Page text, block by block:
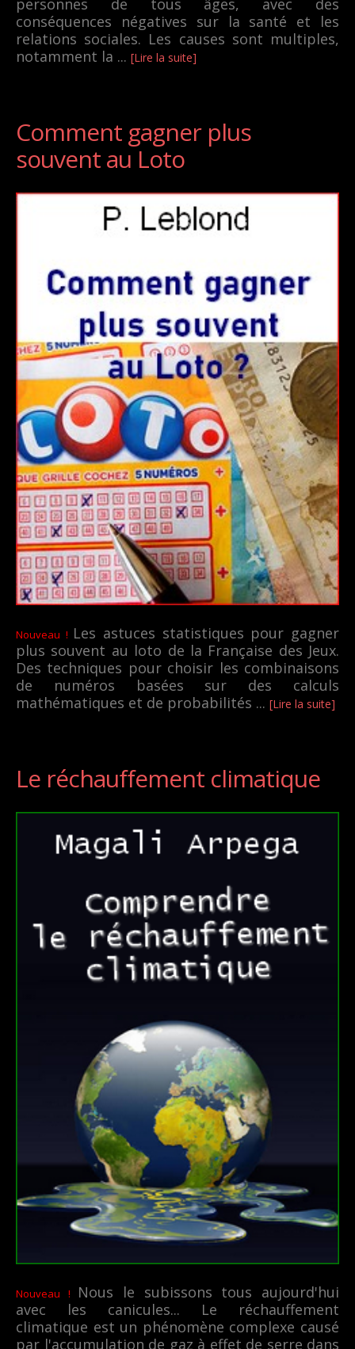
conséquences négatives sur la santé et les
relations sociales. Les causes sont multiples,
notamment la ... [Lire la suite]
Comment gagner plus
souvent au Loto
Nouveau ! Les astuces statistiques pour gagner
plus souvent au loto de la Française des Jeux.
Des techniques pour choisir les combinaisons
de numéros basées sur des calculs
mathématiques et de probabilités ... [Lire la suite]
Le réchauffement climatique
Nouveau ! Nous le subissons tous aujourd'hui
avec les canicules... Le réchauffement
climatique est un phénomène complexe causé
par l'accumulation de gaz à effet de serre dans